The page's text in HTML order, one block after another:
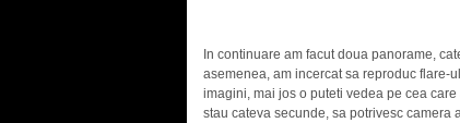
In continuare am facut doua panorame,
asemenea, am incercat sa reproduc flare-
imagini, mai jos o puteti vedea pe cea
stau cateva secunde, sa potrivesc camera